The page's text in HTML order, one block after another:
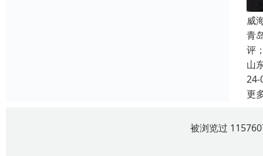
威
青
评
山
24-
更
被浏览过